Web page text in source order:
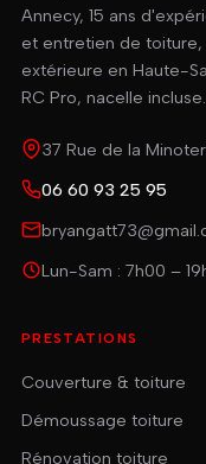
Annecy, 15 ans
et entretien de
extérieure en Haute-
RC Pro, nacelle incluse.
37 Rue de la
06 60 93 25 95
Lun-Sam : 7h00 –
PRESTATIONS
Couverture & toiture
Démoussage toiture
Rénovation toiture